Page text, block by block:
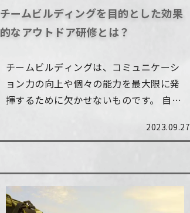
チームビルディングを目的とした効果
的なアウトドア研修とは？
チームビルディングは、コミュニケーシ
ョン力の向上や個々の能力を最大限に発
揮するために欠かせないものです。 自社
アウトドア研修の実施も一つの方法にな
2023.09.27